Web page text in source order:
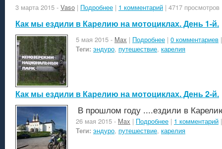
3 марта 2015 - Vaso | Подробнее | 1 комментарий | 4717 просмотров
Как мы ездили в Карелию на мотоциклах. День 1-й.
5 мая 2015 - Max | Подробнее | 0 комментариев
Теги: эндуро, путешествие, карелия
Как мы ездили в Карелию на мотоциклах. День 2-й.
В прошлом году ....ездили в
26 мая 2015 - Max | Подробнее | 1 комментарий
Теги: эндуро, путешествие, карелия